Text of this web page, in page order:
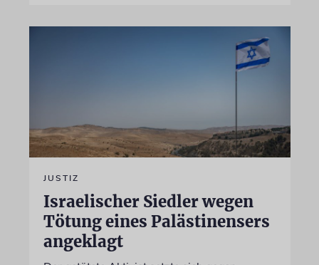
JUSTIZ
Israelischer Siedler wegen
Tötung eines Palästinensers
angeklagt